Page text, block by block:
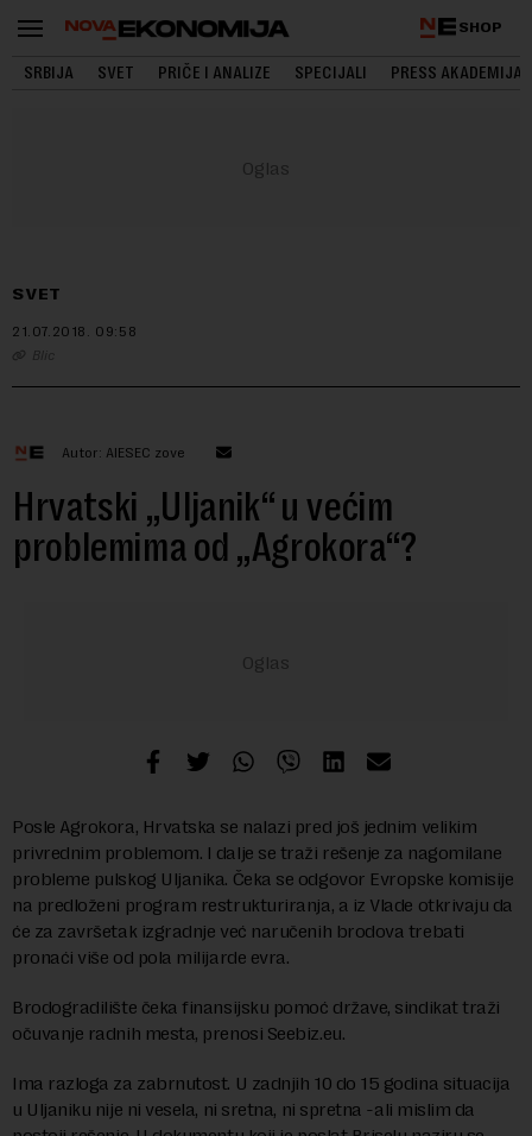
SHOP
SRBIJA SVET PRIČE I ANALIZE SPECIJALI PRESS AKADEMIJA
SVET
21.07.2018. 09:58
Blic
Autor: AIESEC zove
Hrvatski „Uljanik“ u većim
problemima od „Agrokora“?
Posle Agrokora, Hrvatska se nalazi pred još jednim velikim
privrednim problemom. I dalje se traži rešenje za nagomilane
probleme pulskog Uljanika. Čeka se odgovor Evropske komisije
na predloženi program restrukturiranja, a iz Vlade otkrivaju da
će za završetak izgradnje već naručenih brodova trebati
pronaći više od pola milijarde evra.
Brodogradilište čeka finansijsku pomoć države, sindikat traži
očuvanje radnih mesta, prenosi Seebiz.eu.
Ima razloga za zabrnutost. U zadnjih 10 do 15 godina situacija
u Uljaniku nije ni vesela, ni sretna, ni spretna -ali mislim da